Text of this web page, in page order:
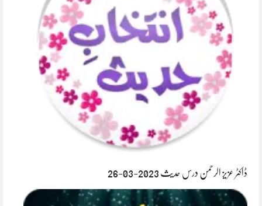
ڈاکٹر عزیز الرحمن درس حدیث 2023-03-26